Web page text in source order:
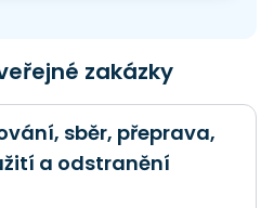
zakázky
sběr, přeprava,
a odstranění